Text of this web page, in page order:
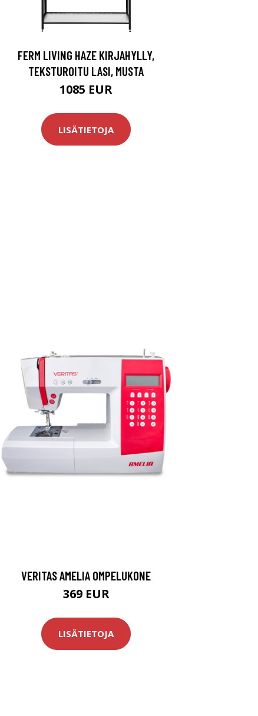
FERM LIVING HAZE KIRJAHYLLY,
TEKSTUROITU LASI, MUSTA
1085 EUR
LISÄTIETOJA
VERITAS AMELIA OMPELUKONE
369 EUR
LISÄTIETOJA